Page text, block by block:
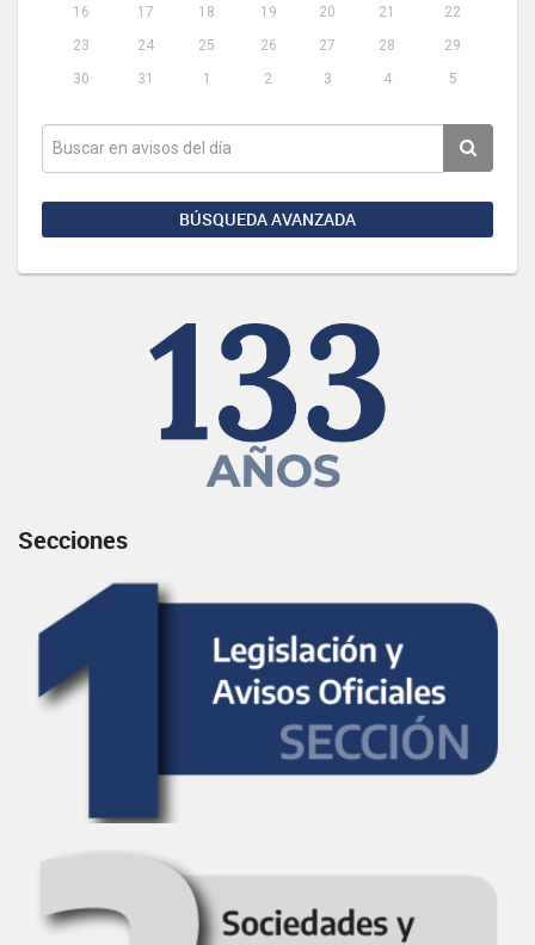
16
17 18 19 20 21
22
23
24 25 26 27 28
29
30
31 1 2 3 4 5
BÚSQUEDA AVANZADA
Secciones